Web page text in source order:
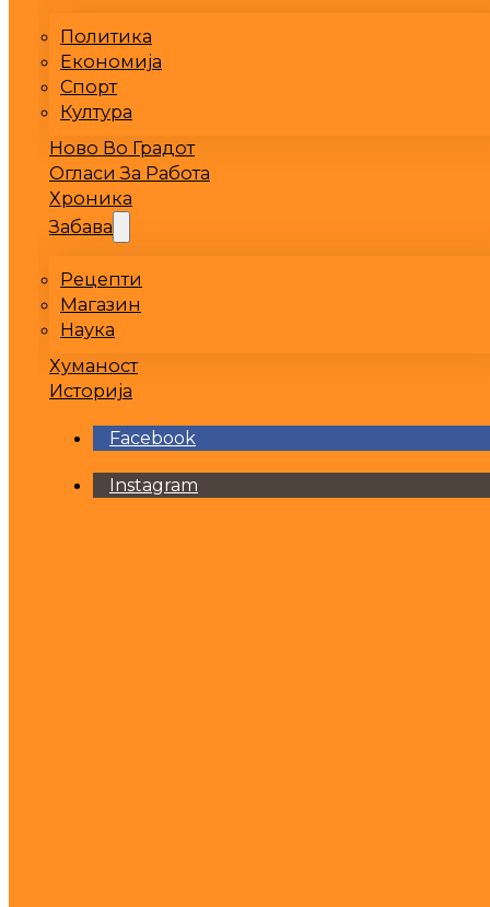
Политика
Економија
Спорт
Култура
Ново Во Градот
Огласи За Работа
Хроника
Забава
Рецепти
Магазин
Наука
Хуманост
Историја
Facebook
Instagram